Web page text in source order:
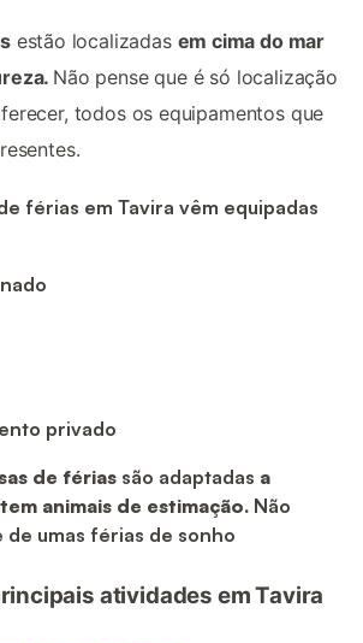
estão localizadas em cima do mar
Não pense que é só localização
todos os equipamentos que
férias em Tavira vêm equipadas
privado
de férias são adaptadas a
animais de estimação. Não
umas férias de sonho
atividades em Tavira